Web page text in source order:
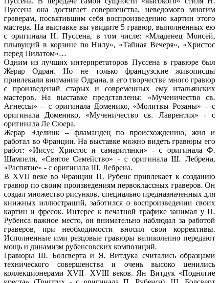
Пуссена она достигает совершенства, неведомого многим
граверам, посвятившим себя воспроизведению картин этого
мастера. На выставке вы увидите 5 гравюр, выполненных ею
с оригинала Н. Пуссена, в том числе: «Младенец Моисей,
плывущий в корзине по Нилу», «Тайная Вечеря», «Христос
перед Пилатом»…
Одним из лучших интерпретаторов Пуссена в гравюре был
Жерар Одран. Но не только французские живописцы
привлекали внимание Одрана, в его творчестве много гравюр
с произведений старых и современных ему итальянских
мастеров. На выставке представлены: «Мученичество св.
Агнессы» – с оригинала Доменико, «Молитвы Розаны» – с
оригинала Доменико, «Мученичество св. Лаврентия» - с
оригинала Ле Сюера.
Жерар Эделинк – фламандец по происхождению, жил и
работал во Франции. На выставке можно видеть гравюры его
работ: «Иисус Христос и самаритянки» - с оригинала Ф.
Шампеля, «Святое Семейство» - с оригинала Ш. Лебрена,
«Распятие» - с оригинала Ш. Лебрена.
В XVII веке во Франции П. Рубенс привлекает к созданию
гравюр по своим произведениям первоклассных граверов. Он
создал множество рисунков, специально предназначенных для
книжных иллюстраций, заботился о воспроизведении своих
картин и фресок. Интерес к печатной графике занимал у П.
Рубенса важное место, он внимательно наблюдал за работой
граверов, при необходимости вносил свои коррективы.
Исполненные ими резцовые гравюры великолепно передают
мощь и динамизм рубенсовских композиций.
Гравюры Ш. Болсверта и Я. Витдука считались образцами
технического совершенства и очень высоко ценились
коллекционерами XVII- XVIII веков. Ян Витдук «Поднятие